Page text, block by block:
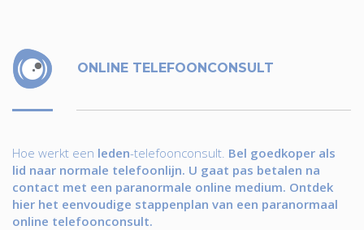
ONLINE TELEFOONCONSULT
Hoe werkt een leden-telefoonconsult. Bel goedkoper als
lid naar normale telefoonlijn. U gaat pas betalen na
contact met een paranormale online medium. Ontdek
hier het eenvoudige stappenplan van een paranormaal
online telefoonconsult.